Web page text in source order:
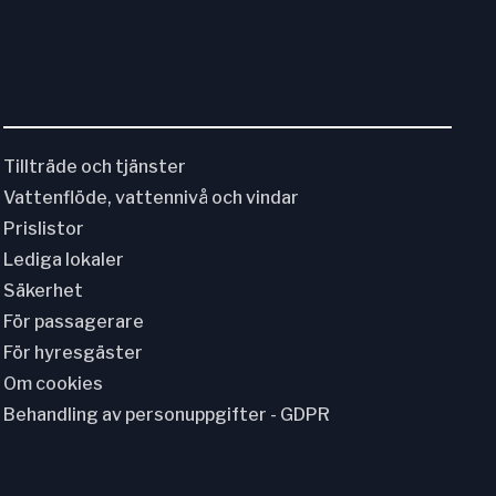
Tillträde och tjänster
Vattenflöde, vattennivå och vindar
Prislistor
Lediga lokaler
Säkerhet
För passagerare
För hyresgäster
Om cookies
Behandling av personuppgifter - GDPR